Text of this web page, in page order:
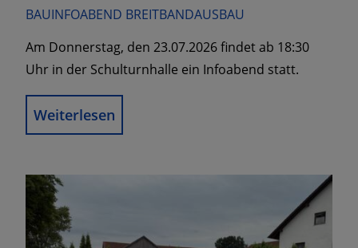
BAUINFOABEND BREITBANDAUSBAU
Am Donnerstag, den 23.07.2026 findet ab 18:30
Uhr in der Schulturnhalle ein Infoabend statt.
Weiterlesen